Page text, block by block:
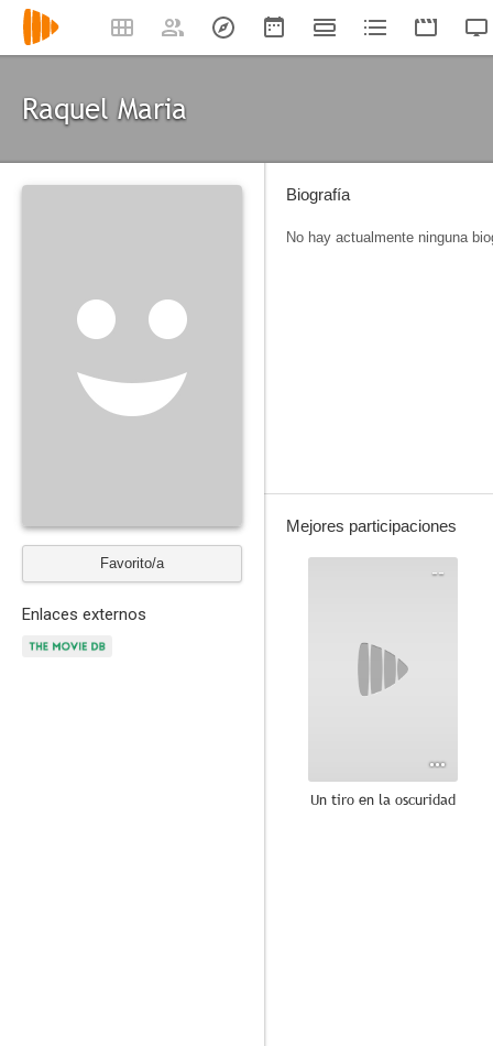
Raquel Maria
Favorito/a
Enlaces externos
Biografía
No hay actualmente ninguna
Mejores participaciones
--
Un tiro en la oscuridad